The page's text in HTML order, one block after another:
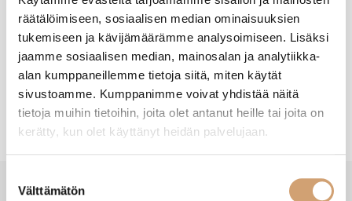
räätälöimiseen, sosiaalisen median ominaisuuksien
tukemiseen ja kävijämäärämme analysoimiseen. Lisäksi
jaamme sosiaalisen median, mainosalan ja analytiikka-
alan kumppaneillemme tietoja siitä, miten käytät
sivustoamme. Kumppanimme voivat yhdistää näitä
tietoja muihin tietoihin, joita olet antanut heille tai joita on
kerätty, kun olet käyttänyt heidän palvelujaan.
valinta
Välttämätön
- Tuotteesta ei ole vielä arvosteluja -
New content loaded